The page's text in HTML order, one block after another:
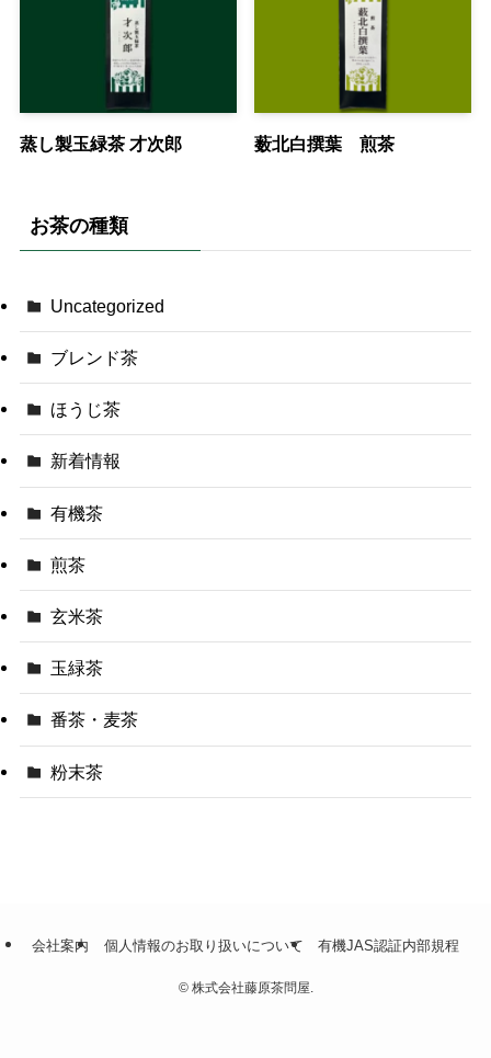
蒸し製玉緑茶 才次郎 薮北白撰葉 煎茶
お茶の種類
Uncategorized
ブレンド茶
ほうじ茶
新着情報
有機茶
煎茶
玄米茶
玉緑茶
番茶・麦茶
粉末茶
会社案内 個人情報のお取り扱いについて 有機JAS認証内部規程
©株式会社藤原茶問屋.